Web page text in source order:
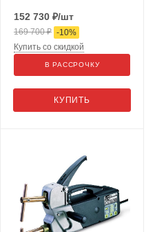
152 730 ₽/шт
169 700₽ -10%
КУПИТЬ
Купить со скидкой
В РАССРОЧКУ